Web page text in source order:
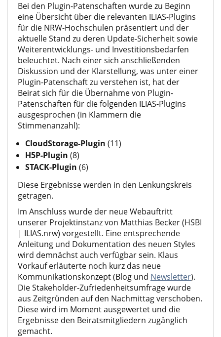
Bei den Plugin-Patenschaften wurde zu Beginn
eine Übersicht über die relevanten ILIAS-Plugins
für die NRW-Hochschulen präsentiert und der
aktuelle Stand zu deren Update-Sicherheit sowie
Weiterentwicklungs- und Investitionsbedarfen
beleuchtet. Nach einer sich anschließenden
Diskussion und der Klarstellung, was unter einer
Plugin-Patenschaft zu verstehen ist, hat der
Beirat sich für die Übernahme von Plugin-
Patenschaften für die folgenden ILIAS-Plugins
ausgesprochen (in Klammern die
Stimmenanzahl):
CloudStorage-Plugin (11)
H5P-Plugin (8)
STACK-Plugin (6)
Diese Ergebnisse werden in den Lenkungskreis
getragen.
Im Anschluss wurde der neue Webauftritt
unserer Projektinstanz von Matthias Becker (HSBI
| ILIAS.nrw) vorgestellt. Eine entsprechende
Anleitung und Dokumentation des neuen Styles
wird demnächst auch verfügbar sein. Klaus
Vorkauf erläuterte noch kurz das neue
Kommunikationskonzept (Blog und Newsletter).
Die Stakeholder-Zufriedenheitsumfrage wurde
aus Zeitgründen auf den Nachmittag verschoben.
Diese wird im Moment ausgewertet und die
Ergebnisse den Beiratsmitgliedern zugänglich
gemacht.